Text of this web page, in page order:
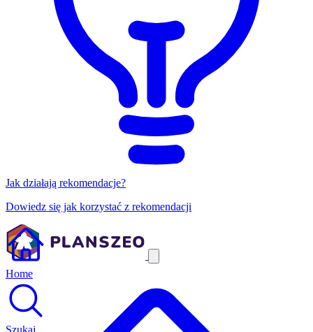
Jak działają rekomendacje?
Dowiedz się jak korzystać z rekomendacji
Home
Szukaj